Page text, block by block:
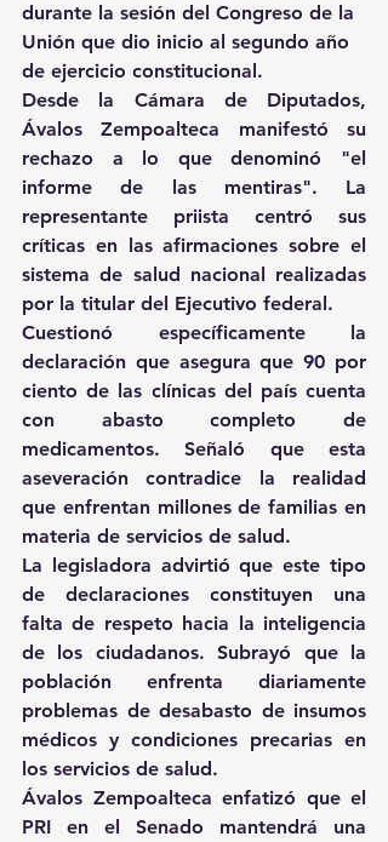
durante la sesión del Congreso de la
Unión que dio inicio al segundo año
de ejercicio constitucional.
Desde la Cámara de Diputados,
Ávalos Zempoalteca manifestó su
rechazo a lo que denominó "el
informe de las mentiras". La
representante priista centró sus
críticas en las afirmaciones sobre el
sistema de salud nacional realizadas
por la titular del Ejecutivo federal.
Cuestionó específicamente la
declaración que asegura que 90 por
ciento de las clínicas del país cuenta
con abasto completo de
medicamentos. Señaló que esta
aseveración contradice la realidad
que enfrentan millones de familias en
materia de servicios de salud.
La legisladora advirtió que este tipo
de declaraciones constituyen una
falta de respeto hacia la inteligencia
de los ciudadanos. Subrayó que la
población enfrenta diariamente
problemas de desabasto de insumos
médicos y condiciones precarias en
los servicios de salud.
Ávalos Zempoalteca enfatizó que el
PRI en el Senado mantendrá una